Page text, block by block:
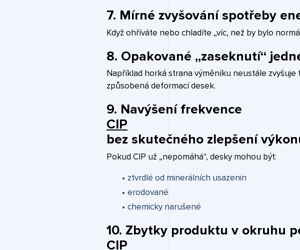
7. Mírné zvyšování spotřeby
Když ohříváte nebo chladíte „víc, než by bylo
8. Opakované „zaseknutí“
Například horká strana výměníku neustále
způsobená deformací desek.
9. Navýšení frekvence
CIP
bez skutečného zlepšení
Pokud CIP už „nepomáhá“, desky mohou být:
ztvrdlé od minerálních usazenin
erodované
chemicky narušené
10. Zbytky produktu v okruhu
CIP